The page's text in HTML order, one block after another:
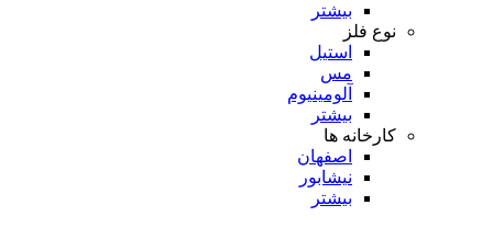
بیشتر
نوع فلز
استیل
مس
آلومینیوم
بیشتر
کارخانه ها
اصفهان
نیشابور
بیشتر